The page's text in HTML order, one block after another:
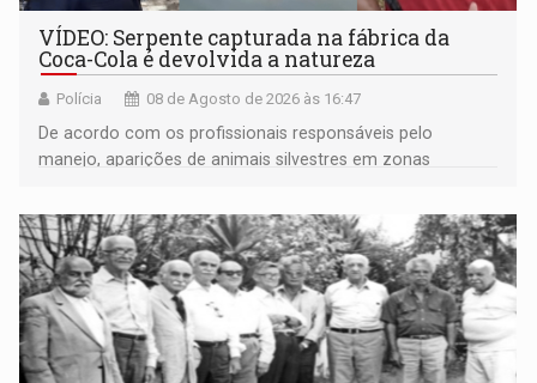
VÍDEO: Serpente capturada na fábrica da
Coca-Cola é devolvida a natureza
Polícia 08 de Agosto de 2026 às 16:47
De acordo com os profissionais responsáveis pelo
manejo, aparições de animais silvestres em zonas